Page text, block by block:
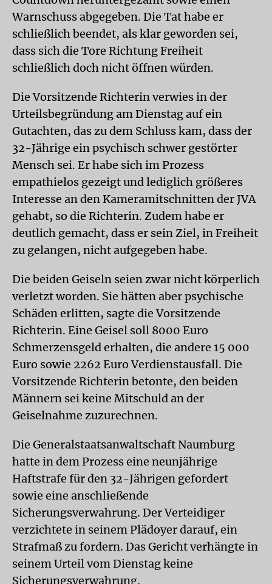
Warnschuss abgegeben. Die Tat habe er
schließlich beendet, als klar geworden sei,
dass sich die Tore Richtung Freiheit
schließlich doch nicht öffnen würden.
Die Vorsitzende Richterin verwies in der
Urteilsbegründung am Dienstag auf ein
Gutachten, das zu dem Schluss kam, dass der
32-Jährige ein psychisch schwer gestörter
Mensch sei. Er habe sich im Prozess
empathielos gezeigt und lediglich größeres
Interesse an den Kameramitschnitten der JVA
gehabt, so die Richterin. Zudem habe er
deutlich gemacht, dass er sein Ziel, in Freiheit
zu gelangen, nicht aufgegeben habe.
Die beiden Geiseln seien zwar nicht körperlich
verletzt worden. Sie hätten aber psychische
Schäden erlitten, sagte die Vorsitzende
Richterin. Eine Geisel soll 8000 Euro
Schmerzensgeld erhalten, die andere 15 000
Euro sowie 2262 Euro Verdienstausfall. Die
Vorsitzende Richterin betonte, den beiden
Männern sei keine Mitschuld an der
Geiselnahme zuzurechnen.
Die Generalstaatsanwaltschaft Naumburg
hatte in dem Prozess eine neunjährige
Haftstrafe für den 32-Jährigen gefordert
sowie eine anschließende
Sicherungsverwahrung. Der Verteidiger
verzichtete in seinem Plädoyer darauf, ein
Strafmaß zu fordern. Das Gericht verhängte in
seinem Urteil vom Dienstag keine
Sicherungsverwahrung.